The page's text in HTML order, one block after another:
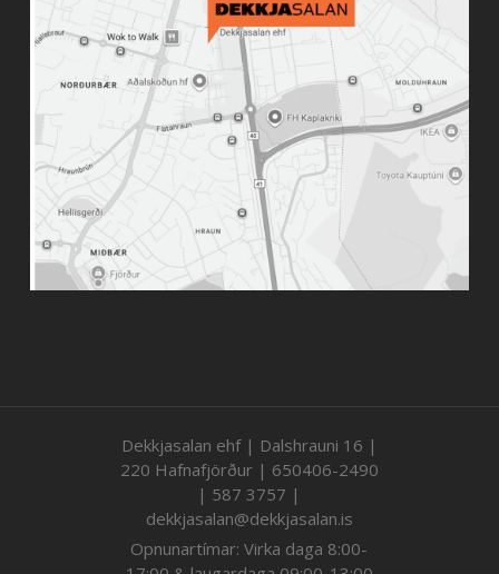
Dekkjasalan ehf | Dalshrauni 16 |
220 Hafnafjörður | 650406-2490
| 587 3757 |
dekkjasalan@dekkjasalan.is
Opnunartímar: Virka daga 8:00-